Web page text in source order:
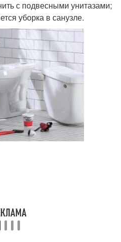
с подвесными унитазами;
уборка в санузле.